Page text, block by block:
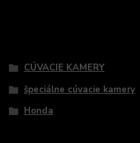
CÚVACIE KAMERY
špeciálne cúvacie kamery
Honda